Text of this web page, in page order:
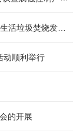
动顺利举行
的开展